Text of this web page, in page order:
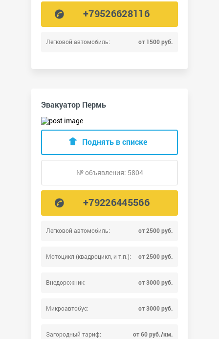
Легковой автомобиль: от 1500 руб.
+79526628116
Эвакуатор Пермь
Легковой автомобиль: от 2500 руб.
Мотоцикл (квадроцикл, и т.п.): от 2500 руб.
Внедорожник: от 3000 руб.
Микроавтобус: от 3000 руб.
Загородный тариф: от 60 руб./км.
Поднять в списке
№ объявления: 5804
+79226445566